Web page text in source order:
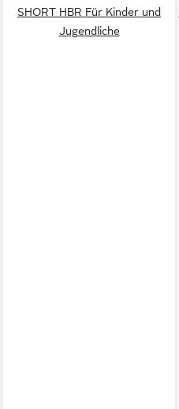
SHORT HBR Für Kinder und
Jugendliche